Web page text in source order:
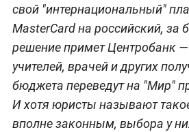
свой "интернациональный"
MasterCard на российский, за
решение примет Центробанк
учителей, врачей и других
бюджета переведут на "Мир"
И хотя юристы называют
вполне законным, выбора у